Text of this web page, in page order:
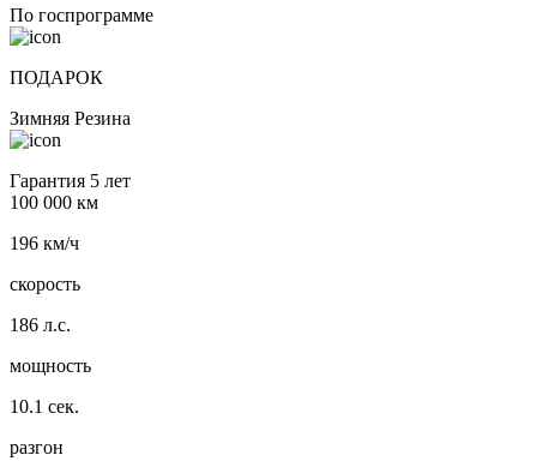
По госпрограмме
ПОДАРОК
Зимняя Резина
Гарантия 5 лет
100 000 км
196 км/ч
скорость
186 л.с.
мощность
10.1 сек.
разгон